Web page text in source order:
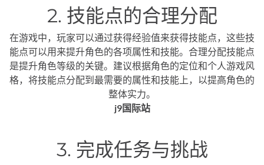
2. 技能点的合理分配
在游戏中，玩家可以通过获得经验值来获得技能点，这些技
能点可以用来提升角色的各项属性和技能。合理分配技能点
是提升角色等级的关键。建议根据角色的定位和个人游戏风
格，将技能点分配到最需要的属性和技能上，以提高角色的
整体实力。
j9国际站
3. 完成任务与挑战